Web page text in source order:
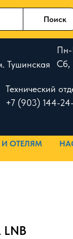
Поиск
Тушинская
Пн-
Сб,
Технический
+7 (903) 144-
ОТЕЛЯМ
LNB